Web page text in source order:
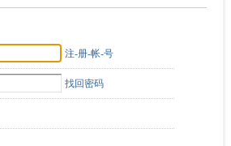
注-册-帐-号
找回密码